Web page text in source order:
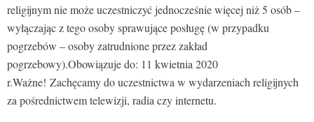
religijnym nie może uczestniczyć jednocześnie więcej niż 5 osób –
wyłączając z tego osoby sprawujące posługę (w przypadku
pogrzebów – osoby zatrudnione przez zakład
pogrzebowy).Obowiązuje do: 11 kwietnia 2020
r.Ważne! Zachęcamy do uczestnictwa w wydarzeniach religijnych
za pośrednictwem telewizji, radia czy internetu.